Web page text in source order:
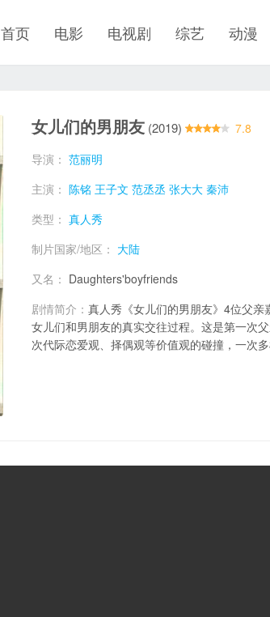
首页 电影 电视剧 综艺 动漫
女儿们的男朋友 (2019)
7.8
导演： 范丽明
主演： 陈铭 王子文 范丞丞 张大大 秦沛
类型： 真人秀
制片国家/地区： 大陆
又名： Daughters'boyfriends
剧情简介： 真人秀《女儿们的男朋友》4位父
女儿们和男朋友的真实交往过程。这是第一次
次代际恋爱观、择偶观等价值观的碰撞，一次